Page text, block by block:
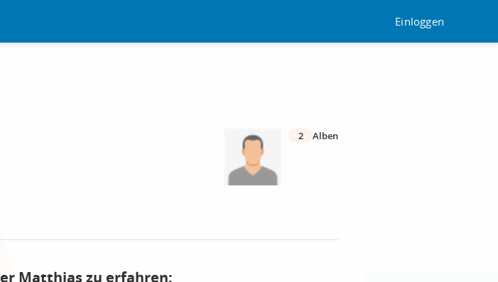
Einloggen
2 Alben
Matthias zu erfahren: